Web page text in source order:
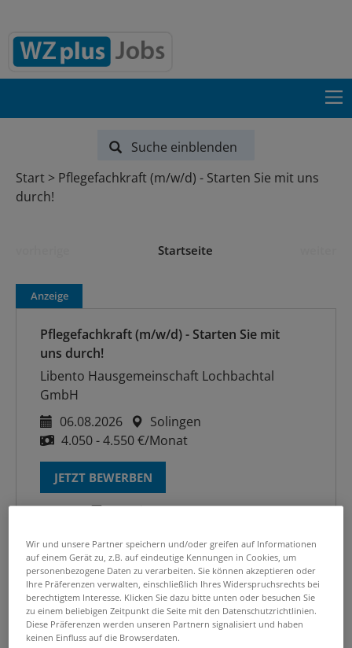
Suche einblenden
Start
Pflegefachkraft (m/w/d) - Starten Sie mit uns
durch!
Startseite
Anzeige
Pflegefachkraft (m/w/d) - Starten Sie mit
uns durch!
Libento Hausgemeinschaft Lochbachtal
GmbH
06.08.2026
Solingen
4.050 - 4.550 €/Monat
JETZT BEWERBEN
Wir und unsere Partner speichern und/oder greifen auf Informationen
auf einem Gerät zu, z.B. auf eindeutige Kennungen in Cookies, um
personenbezogene Daten zu verarbeiten. Sie können akzeptieren oder
Ihre Präferenzen verwalten, einschließlich Ihres Widerspruchsrechts bei
berechtigtem Interesse. Klicken Sie dazu bitte unten oder besuchen Sie
zu einem beliebigen Zeitpunkt die Seite mit den Datenschutzrichtlinien.
Diese Präferenzen werden unseren Partnern signalisiert und haben
keinen Einfluss auf die Browserdaten.